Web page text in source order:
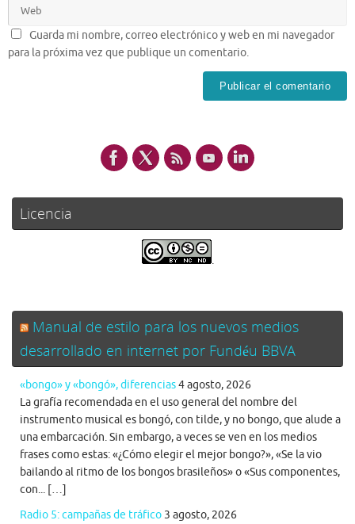
Guarda mi nombre, correo electrónico y web en mi navegador
para la próxima vez que publique un comentario.
Licencia
.
Manual de estilo para los nuevos medios
desarrollado en internet por Fundéu BBVA
«bongo» y «bongó», diferencias4 agosto, 2026
La grafía recomendada en el uso general del nombre del
instrumento musical es bongó, con tilde, y no bongo, que alude a
una embarcación. Sin embargo, a veces se ven en los medios
frases como estas: «¿Cómo elegir el mejor bongo?», «Se la vio
bailando al ritmo de los bongos brasileños» o «Sus componentes,
con... […]
Radio 5: campañas de tráfico 3 agosto, 2026